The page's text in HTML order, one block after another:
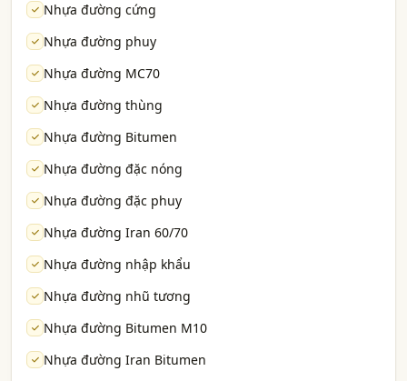
Nhựa đường cứng
Nhựa đường phuy
Nhựa đường MC70
Nhựa đường thùng
Nhựa đường Bitumen
Nhựa đường đặc nóng
Nhựa đường đặc phuy
Nhựa đường Iran 60/70
Nhựa đường nhập khẩu
Nhựa đường nhũ tương
Nhựa đường Bitumen M10
Nhựa đường Iran Bitumen